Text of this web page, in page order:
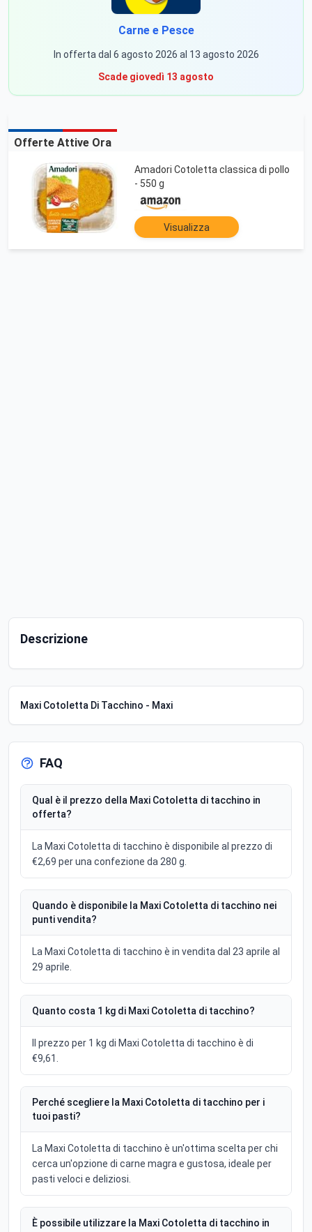
Carne e Pesce
In offerta dal 6 agosto 2026 al 13 agosto 2026
Scade giovedì 13 agosto
Offerte Attive Ora
Amadori Cotoletta classica di pollo
- 550 g
Visualizza
Descrizione
Maxi Cotoletta Di Tacchino - Maxi
FAQ
Qual è il prezzo della Maxi Cotoletta di tacchino in
offerta?
La Maxi Cotoletta di tacchino è disponibile al prezzo di
€2,69 per una confezione da 280 g.
Quando è disponibile la Maxi Cotoletta di tacchino nei
punti vendita?
La Maxi Cotoletta di tacchino è in vendita dal 23 aprile al
29 aprile.
Quanto costa 1 kg di Maxi Cotoletta di tacchino?
Il prezzo per 1 kg di Maxi Cotoletta di tacchino è di
€9,61.
Perché scegliere la Maxi Cotoletta di tacchino per i
tuoi pasti?
La Maxi Cotoletta di tacchino è un'ottima scelta per chi
cerca un'opzione di carne magra e gustosa, ideale per
pasti veloci e deliziosi.
È possibile utilizzare la Maxi Cotoletta di tacchino in